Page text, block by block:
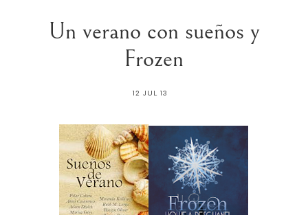
Un verano con sueños y
Frozen
12 JUL 13